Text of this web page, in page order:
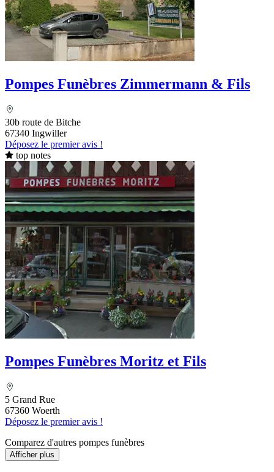
Pompes Funèbres Zimmermann & Fils
30b route de Bitche
67340 Ingwiller
Déposez le premier avis !
top notes
Pompes Funèbres Moritz et Fils
5 Grand Rue
67360 Woerth
Déposez le premier avis !
Comparez d'autres pompes funèbres
Afficher plus